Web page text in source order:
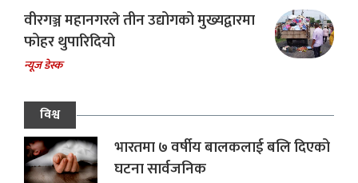
वीरगञ्ज महानगरले तीन उद्योगको मुख्यद्वारमा
फोहर थुपारिदियो
न्यूज डेस्क
विश्व
भारतमा ७ वर्षीय बालकलाई बलि दिएको
घटना सार्वजनिक